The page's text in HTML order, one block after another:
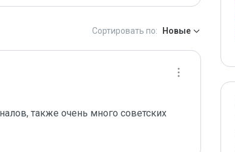
Сортировать по: Новые
также очень много советских